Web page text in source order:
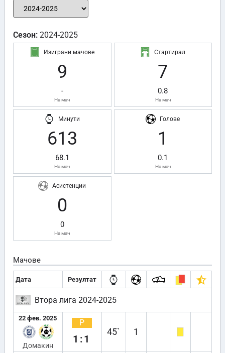
Сезон: 2024-2025
Изиграни мачове
9
-
На мач
Стартирал
7
0.8
На мач
Минути
613
68.1
На мач
Голове
1
0.1
На мач
Асистенции
0
0
На мач
Мачове
Дата Резултат
Втора лига 2024-2025
22 фев. 2025
Домакин
Р
1:1
45` 1